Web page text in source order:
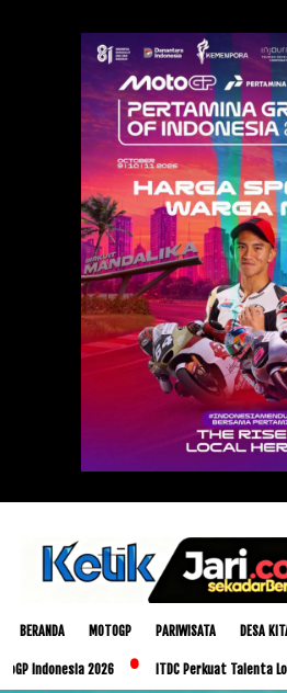
BERANDA MOTOGP PARIWISATA DESA
2026 ITDC Perkuat Talenta Lokal dan